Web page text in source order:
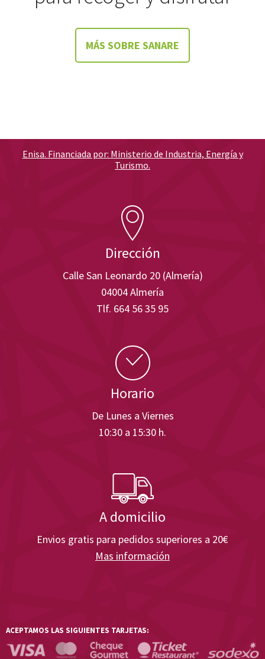
MÁS SOBRE SANARE
Dirección
Calle San Leonardo 20 (Almería)
04004 Almería
Tlf. 664 56 35 95
Horario
De Lunes a Viernes
10:30 a 15:30 h.
A domicilio
Envios gratis para pedidos superiores a 20€
Mas información
Enisa. Financiada por: Ministerio de Industria, Energía y
Turismo.
ACEPTAMOS LAS SIGUIENTES TARJETAS: